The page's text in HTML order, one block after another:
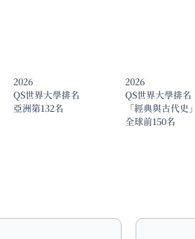
2026
QS世界大學排名
亞洲第132名
2026
QS世界大學排名
「經典與古代史
全球前150名